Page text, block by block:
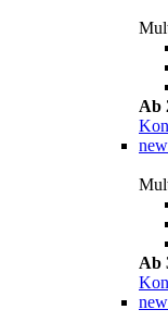
Ab
new
Ab
new